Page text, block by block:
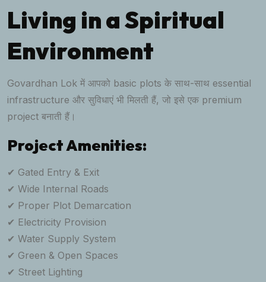
Living in a Spiritual
Environment
Govardhan Lok में आपको basic plots के साथ-साथ essential
infrastructure और सुविधाएं भी मिलती हैं, जो इसे एक premium
project बनाती हैं।
Project Amenities:
✔ Gated Entry & Exit
✔ Wide Internal Roads
✔ Proper Plot Demarcation
✔ Electricity Provision
✔ Water Supply System
✔ Green & Open Spaces
✔ Street Lighting